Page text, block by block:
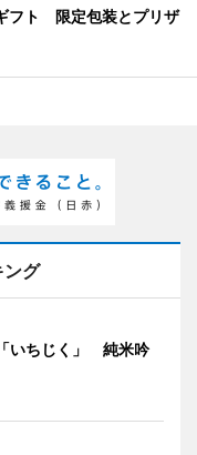
フト 限定包装とプリザ
ング
いちじく」 純米吟